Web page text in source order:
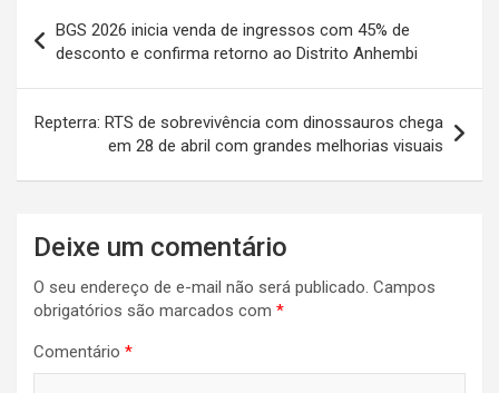
de
Post
BGS 2026 inicia venda de ingressos com 45% de
desconto e confirma retorno ao Distrito Anhembi
Repterra: RTS de sobrevivência com dinossauros chega
em 28 de abril com grandes melhorias visuais
Deixe um comentário
O seu endereço de e-mail não será publicado. Campos
obrigatórios são marcados com *
Comentário *